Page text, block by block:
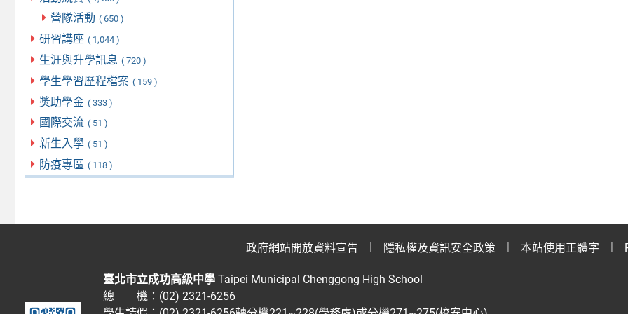
營隊活動 ( 650 )
研習講座 ( 1,044 )
生涯與升學訊息 ( 720 )
學生學習歷程檔案 ( 159 )
獎助學金 ( 333 )
國際交流 ( 51 )
新生入學 ( 51 )
防疫專區 ( 118 )
政府網站開放資料宣告 隱私權及資訊安全政策 本站使用正體字
臺北市立成功高級中學Taipei Municipal Chenggong High School
總 機：(02) 2321-6256